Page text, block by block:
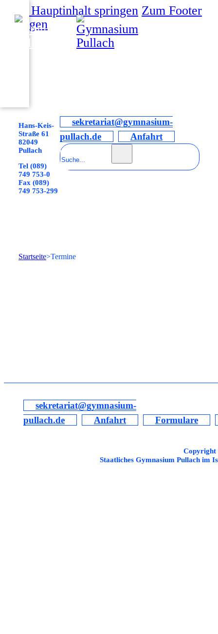
Zum Hauptinhalt springen Zum Footer
springen
Hans-Keis-
Straße 61
82049
Pullach
Tel (089)
749 753-0
Fax (089)
749 753-299
sekretariat@gymnasium-
pullach.de
Anfahrt
Suchen
Startseite Termine
sekretariat@gymnasium-
pullach.de
Anfahrt Formulare
Copyright
Staatliches Gymnasium Pullach im